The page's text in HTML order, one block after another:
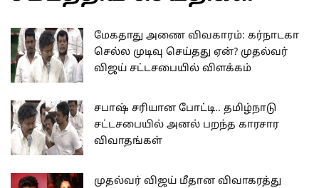
மேகதாது அணை விவகாரம்: கர்நாடகா
செல்ல முடிவு செய்தது ஏன்? முதல்வர்
விஜய் சட்டசபையில் விளக்கம்
சபாஷ் சரியான போட்டி.. தமிழ்நாடு
சட்டசபையில் அனல் பறந்த காரசார
விவாதங்கள்
முதல்வர் விஜய் மீதான விவாகரத்து